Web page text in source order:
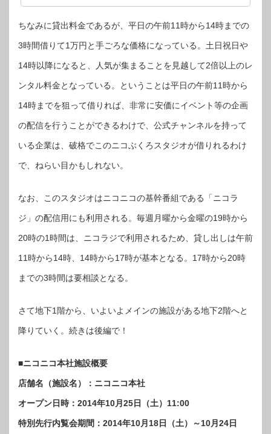
ちなみに貸出料金であるが、平日の午前11時から14時までの
3時間借りて1万円と手ごろな価格になっている。土日祝日や
14時以降になると、人気が集まることを見越して2倍以上のレ
ンタル料金となっている。ということは平日の午前11時から
14時までを狙って借りれば、非常に安価にイベント等の企画
の配信を行うことができるわけで、公式チャンネルを持って
いる企業は、破格でこのニコぶくろスタジオが借りれるわけ
で、ねらい目かもしれない。
なお、このスタジオはニコニコの基幹番組である「ニコラ
ジ」の配信用にも利用される。毎週月曜から金曜の19時から
20時の1時間は、ニコラジで利用されるため、貸し出しは午前
11時から14時、14時から17時が基本となる。17時から20時
までの3時間は要相談となる。
さて地下1階から、いよいよメインの施設がある地下2階へと
降りていく。続きは後編で！
■ニコニコ本社施設概要
店舗名（施設名）：ニコニコ本社
オープン日時：2014年10月25日（土）11:00
特別先行内覧会期間：2014年10月18日（土）～10月24日